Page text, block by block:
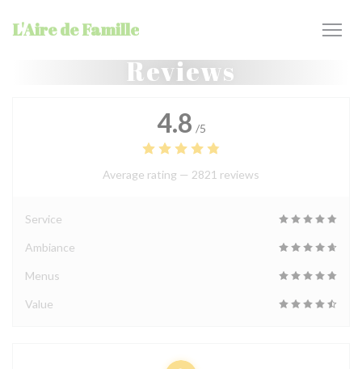
L'Aire de Famille
Reviews
4.8 /5
Average rating — 2821 reviews
Service
Ambiance
Menus
Value